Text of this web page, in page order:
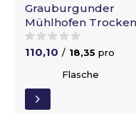
Grauburgunder
Mühlhofen Trocken
110,10 / 18,35 pro
Flasche